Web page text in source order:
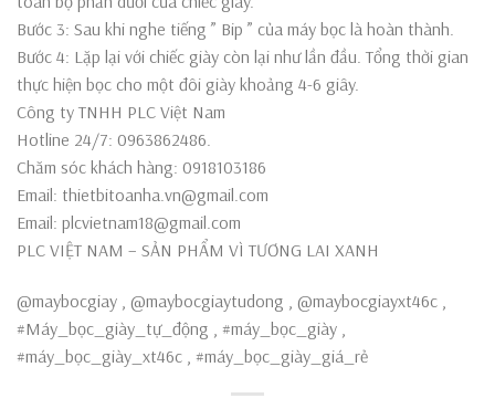
Bước 3: Sau khi nghe tiếng ” Bip ” của máy bọc là hoàn thành.
Bước 4: Lặp lại với chiếc giày còn lại như lần đầu. Tổng thời gian
thực hiện bọc cho một đôi giày khoảng 4-6 giây.
Công ty TNHH PLC Việt Nam
Hotline 24/7: 0963862486.
Chăm sóc khách hàng: 0918103186
Email: thietbitoanha.vn@gmail.com
Email: plcvietnam18@gmail.com
PLC VIỆT NAM – SẢN PHẨM VÌ TƯƠNG LAI XANH
@maybocgiay , @maybocgiaytudong , @maybocgiayxt46c ,
#Máy_bọc_giày_tự_động , #máy_bọc_giày ,
#máy_bọc_giày_xt46c , #máy_bọc_giày_giá_rẻ